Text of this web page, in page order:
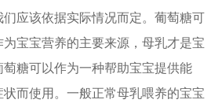
应该依据实际情况而定。葡萄糖可
为宝宝营养的主要来源，母乳才是宝
糖可以作为一种帮助宝宝提供能
而使用。一般正常母乳喂养的宝宝